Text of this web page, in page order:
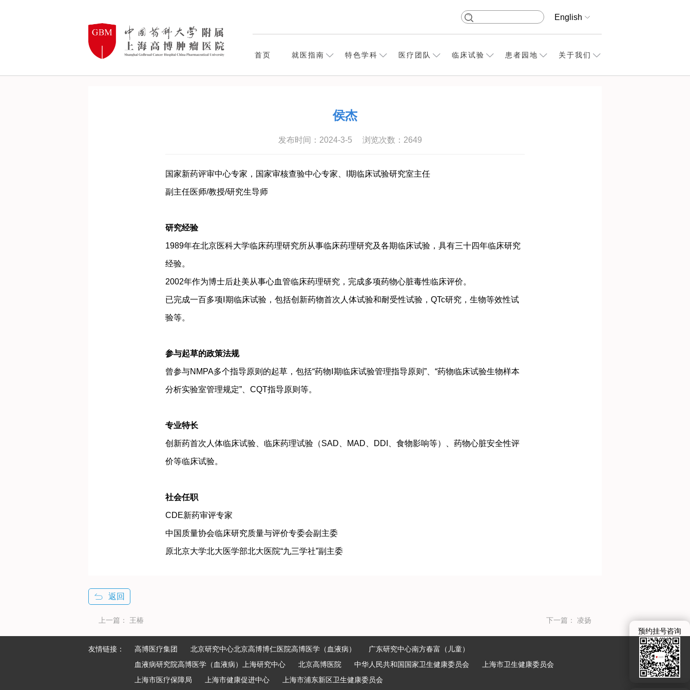
English
首页 就医指南 特色学科 医疗团队 临床试验 患者园地 关于我们
侯杰
发布时间：2024-3-5 浏览次数： 2649
国家新药评审中心专家，国家审核查验中心专家、I期临床试验研究室主任
副主任医师/教授/研究生导师
研究经验
1989年在北京医科大学临床药理研究所从事临床药理研究及各期临床试验，具有三十四年临床研究
经验。
2002年作为博⼠后赴美从事心血管临床药理研究，完成多项药物⼼脏毒性临床评价。
已完成一百多项Ⅰ期临床试验，包括创新药物首次人体试验和耐受性试验，QTc研究，生物等效性试
验等。
参与起草的政策法规
曾参与NMPA多个指导原则的起草，包括“药物Ⅰ期临床试验管理指导原则”、“药物临床试验⽣物样本
分析实验室管理规定”、CQT指导原则等。
专业特长
创新药首次人体临床试验、临床药理试验（SAD、MAD、DDI、食物影响等）、药物心脏安全性评
价等临床试验。
社会任职
CDE新药审评专家
中国质量协会临床研究质量与评价专委会副主委
原北京大学北大医学部北大医院“九三学社”副主委
返回
上一篇： 王椿 下一篇： 凌扬
友情链接： 高博医疗集团 北京研究中心北京高博博仁医院高博医学（血液病）
广东研究中心南方春富（儿童）
血液病研究院高博医学（血液病）上海研究中心
北京高博医院 中华人民共和国国家卫生健康委员会
上海市卫生健康委员会
上海市医疗保障局
上海市健康促进中心 上海市浦东新区卫生健康委员会
预约挂号咨询